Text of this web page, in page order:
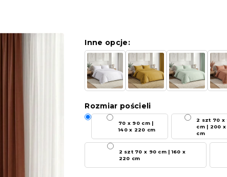
Inne opcje:
Rozmiar pościeli
70 x 90 cm |
140 x 220 cm
2 szt 70 x
cm | 200
cm
2 szt 70 x 90 cm | 160 x
220 cm